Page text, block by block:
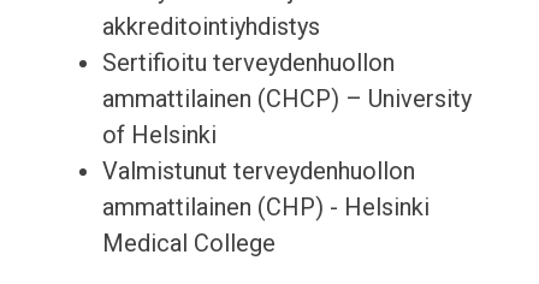
akkreditointiyhdistys
Sertifioitu terveydenhuollon
ammattilainen (CHCP) – University
of Helsinki
Valmistunut terveydenhuollon
ammattilainen (CHP) - Helsinki
Medical College